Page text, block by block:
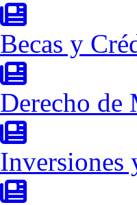
Becas y
Derecho de
Inversiones